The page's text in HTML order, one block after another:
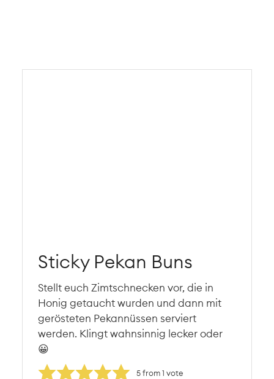
Sticky Pekan Buns
Stellt euch Zimtschnecken vor, die in
Honig getaucht wurden und dann mit
gerösteten Pekannüssen serviert
werden. Klingt wahnsinnig lecker oder
😀
5from 1 vote